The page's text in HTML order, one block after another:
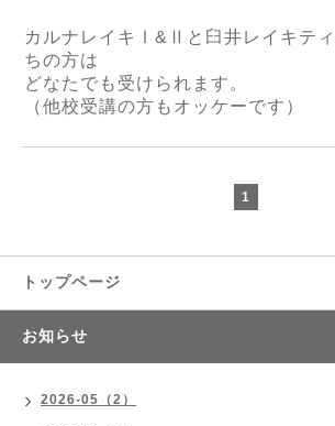
カルナレイキ Ⅰ&Ⅱ と臼井レイキテ
ちの方は
どなたでも受けられます。
（他校受講の方もオッケーです）
1
トップページ
お知らせ
2026-05（2）